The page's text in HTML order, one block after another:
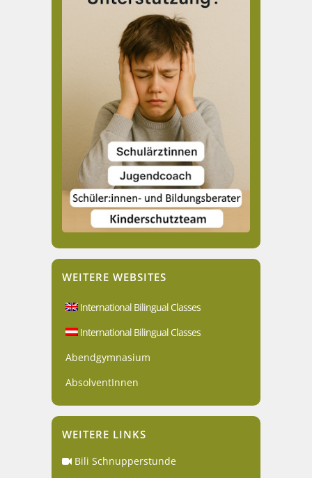
WEITERE WEBSITES
International Bilingual Classes
International Bilingual Classes
Abendgymnasium
AbsolventInnen
WEITERE LINKS
Bili Schnupperstunde